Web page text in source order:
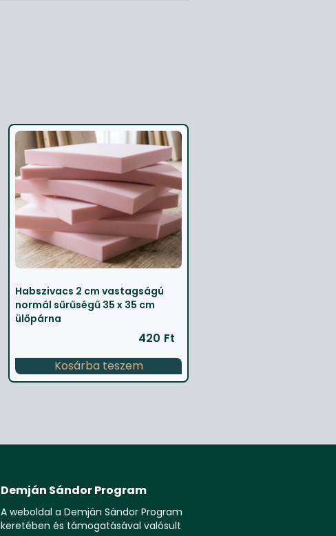
Habszivacs 2 cm vastagságú
normál sűrűségű 35 x 35 cm
ülőpárna
420 Ft
Kosárba teszem
Demján Sándor Program
A weboldal a Demján Sándor Program
keretében és támogatásával valósult